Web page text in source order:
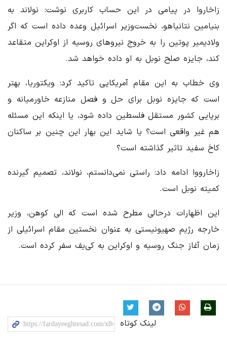
زاخاروا در پیامی در این حساب کاربری نوشت: نولاند به
بنیامین نتانیاهو، نخست‌وزیر اسرائیل وعده داده است که اگر
ولادیمیر پوتین را به خروج نیروهای روسیه از اوکراین متقاعد
کند، جایزه صلح نوبل به او داده خواهد شد.
وی خطاب به این مقام آمریکایی تاکید کرد: ویکتوریا، بهتر
است که جایزه نوبل برای حل و فصل منازعه خاورمیانه و
برپایی کشور مستقل فلسطین داده شود، یا اینکه این مسئله
هم غیر واقعی است؟ یا شاید این بهار این چنین بر ساکنان
کاخ سفید تاثیر گذاشته است؟
زاخارووا ادامه داد: راستی نمی‌دانستم، نولاند، تصمیم گیرنده
کمیته نوبل است.
این اظهارات درحالی مطرح شده است که الی کوهن، وزیر
خارجه رژیم صهیونیستی به عنوان نخستین مقام اسرائیلی از
زمان آغاز جنگ روسیه و اوکراین به کی‌یف سفر کرده است.
لینک کوتاه